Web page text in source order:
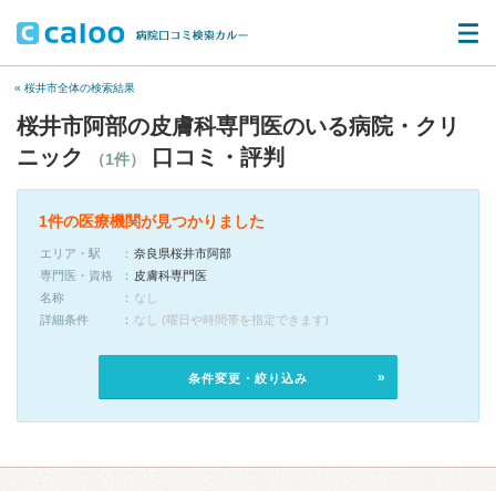
« 桜井市全体の検索結果
桜井市阿部の皮膚科専門医のいる病院・クリ
ニック
（1件） 口コミ・評判
1件の医療機関が見つかりました
エリア・駅
奈良県桜井市阿部
専門医・資格
皮膚科専門医
名称
なし
詳細条件
なし (曜日や時間帯を指定できます)
条件変更・絞り込み